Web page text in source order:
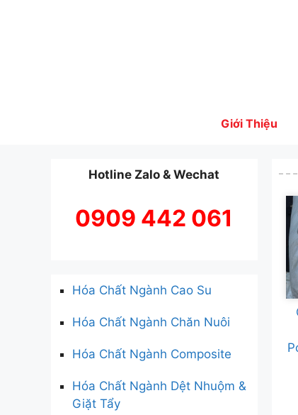
Giới Thiệu
Hotline Zalo & Wechat
0909 442 061
Hóa Chất Ngành Cao Su
Hóa Chất Ngành Chăn Nuôi
Hóa Chất Ngành Composite
Hóa Chất Ngành Dệt Nhuộm &
Giặt Tẩy